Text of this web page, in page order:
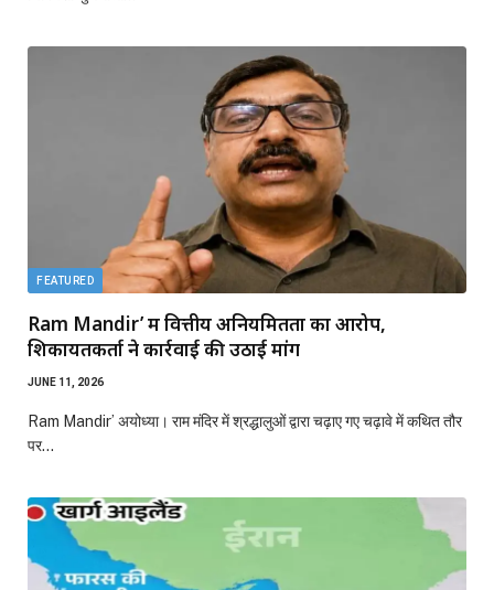
FEATURED
Ram Mandir’ में वित्तीय अनियमितता का आरोप,
शिकायतकर्ता ने कार्रवाई की उठाई मांग
JUNE 11, 2026
Ram Mandir’ अयोध्या। राम मंदिर में श्रद्धालुओं द्वारा चढ़ाए गए चढ़ावे में कथित तौर
पर…